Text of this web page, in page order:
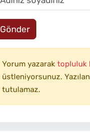
Gönder
Yorum yazarak topluluk
üstleniyorsunuz.
tutulamaz.